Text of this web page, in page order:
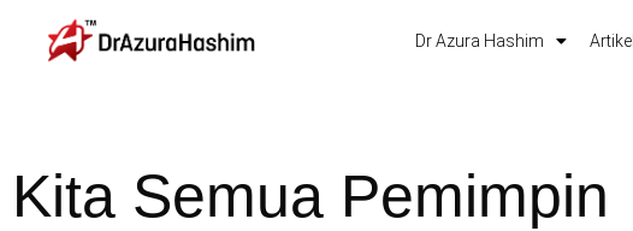
Dr Azura Hashim Artikel
Kita Semua Pemimpin